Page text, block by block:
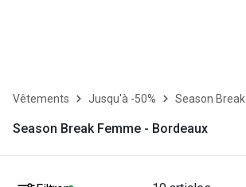
Vêtements Jusqu'à -50% Season Break
Season Break Femme - Bordeaux